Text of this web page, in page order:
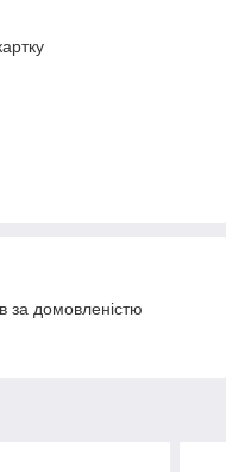
за домовленістю